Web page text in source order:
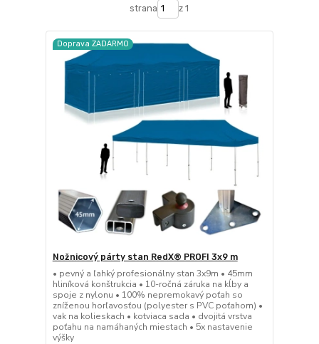
strana z 1
Doprava ZADARMO
Nožnicový párty stan RedX® PROFI 3x9 m
• pevný a ľahký profesionálny stan 3x9m • 45mm
hliníková konštrukcia • 10-ročná záruka na kĺby a
spoje z nylonu • 100% nepremokavý poťah so
zníženou horľavosťou (polyester s PVC poťahom) •
vak na kolieskach • kotviaca sada • dvojitá vrstva
poťahu na namáhaných miestach • 5x nastavenie
výšky